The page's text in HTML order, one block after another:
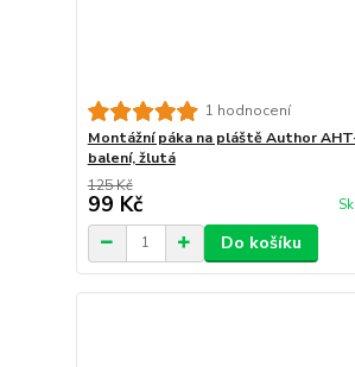
1 hodnocení
Montážní páka na pláště Author
balení, žlutá
125 Kč
99 Kč
Do košíku